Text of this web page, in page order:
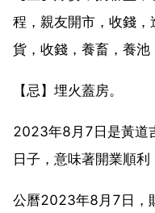
程，親友開市，收錢
貨，收錢，養畜，養池
【忌】埋火蓋房。
2023年8月7日是黃道
日子，意味著開業順利
公曆2023年8月7日，